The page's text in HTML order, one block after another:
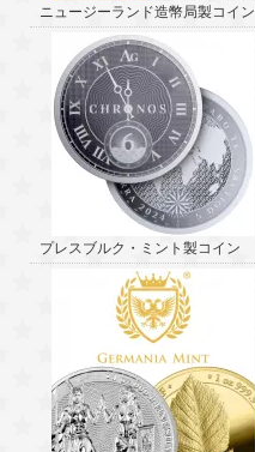
ニュージーランド造幣局製コイン
プレスブルク・ミント製コイン